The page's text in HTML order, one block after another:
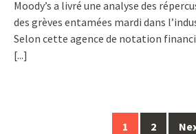
Moody’s a livré une analyse des
des grèves entamées mardi dans
Selon cette agence de notation
[...]
1 2